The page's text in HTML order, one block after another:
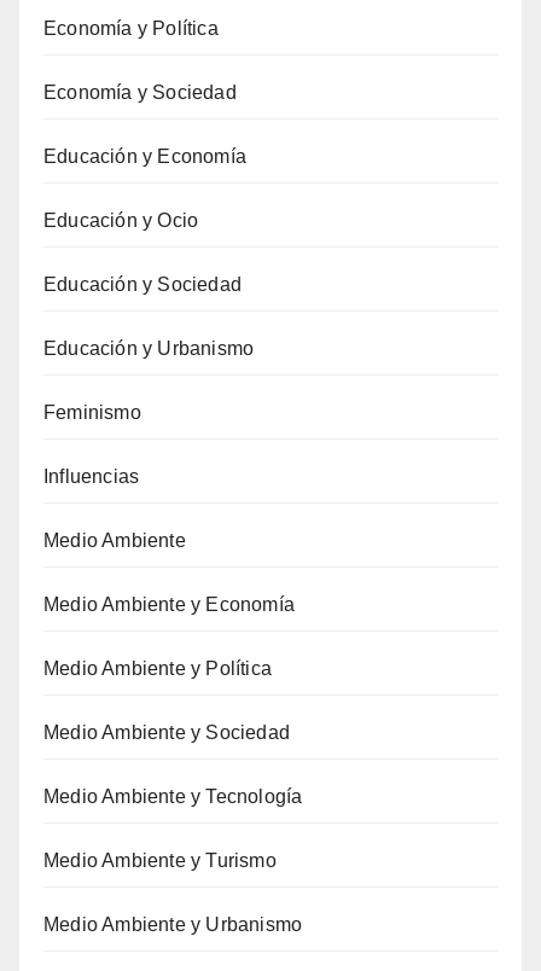
Economía y Política
Economía y Sociedad
Educación y Economía
Educación y Ocio
Educación y Sociedad
Educación y Urbanismo
Feminismo
Influencias
Medio Ambiente
Medio Ambiente y Economía
Medio Ambiente y Política
Medio Ambiente y Sociedad
Medio Ambiente y Tecnología
Medio Ambiente y Turismo
Medio Ambiente y Urbanismo